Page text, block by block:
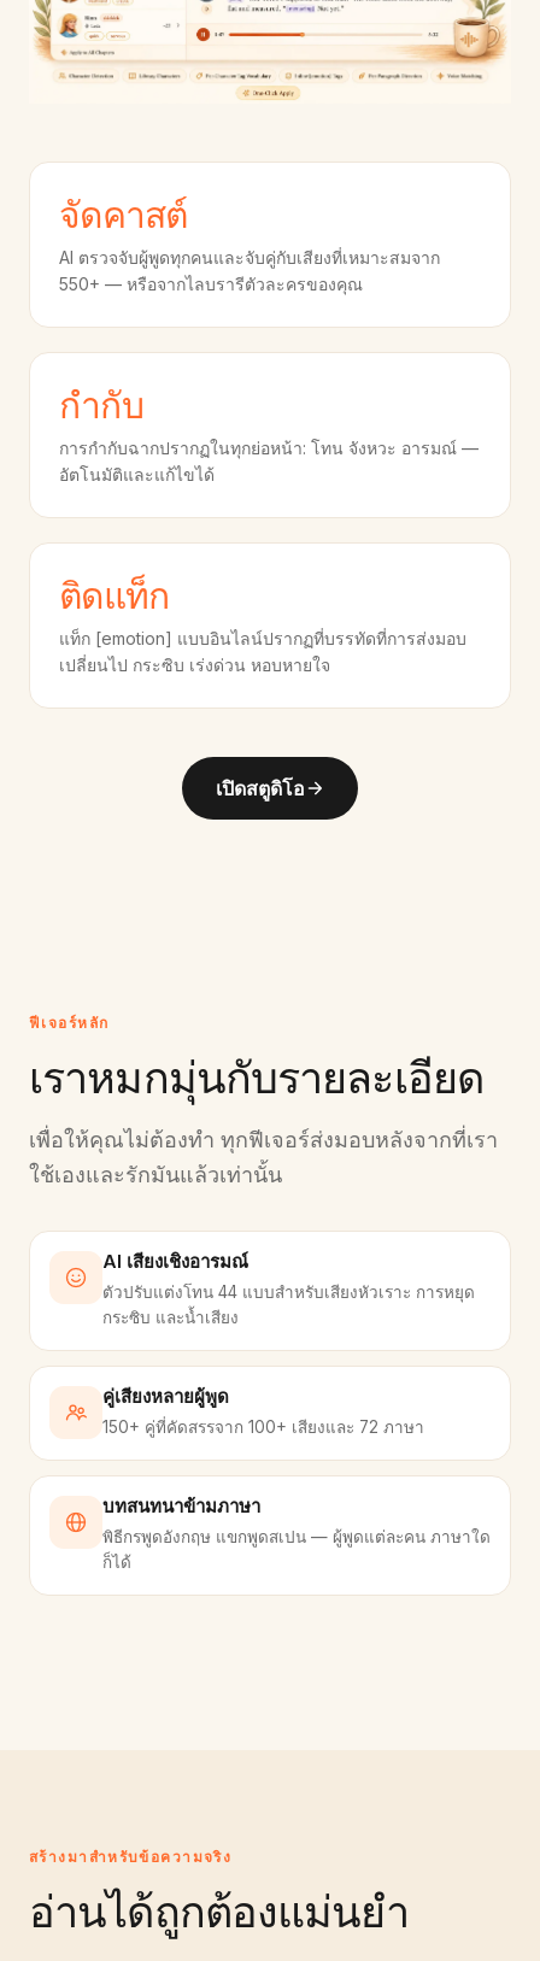
จัดคาสต์
AI ตรวจจับผู้พูดทุกคนและจับคู่กับเสียงที่เหมาะสมจาก
550+ — หรือจากไลบรารีตัวละครของคุณ
กำกับ
การกำกับฉากปรากฏในทุกย่อหน้า: โทน จังหวะ อารมณ์ —
อัตโนมัติและแก้ไขได้
ติดแท็ก
แท็ก [emotion] แบบอินไลน์ปรากฏที่บรรทัดที่การส่งมอบ
เปลี่ยนไป กระซิบ เร่งด่วน หอบหายใจ
เปิดสตูดิโอ
ฟีเจอร์หลัก
เราหมกมุ่นกับรายละเอียด
เพื่อให้คุณไม่ต้องทำ ทุกฟีเจอร์ส่งมอบหลังจากที่เรา
ใช้เองและรักมันแล้วเท่านั้น
AI เสียงเชิงอารมณ์
ตัวปรับแต่งโทน 44 แบบสำหรับเสียงหัวเราะ การหยุด
กระซิบ และน้ำเสียง
คู่เสียงหลายผู้พูด
150+ คู่ที่คัดสรรจาก 100+ เสียงและ 72 ภาษา
บทสนทนาข้ามภาษา
พิธีกรพูดอังกฤษ แขกพูดสเปน — ผู้พูดแต่ละคน ภาษาใด
ก็ได้
สร้างมาสำหรับข้อความจริง
อ่านได้ถูกต้องแม่นยำ